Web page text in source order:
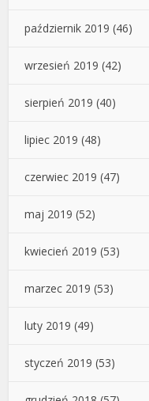
październik 2019 (46)
wrzesień 2019 (42)
sierpień 2019 (40)
lipiec 2019 (48)
czerwiec 2019 (47)
maj 2019 (52)
kwiecień 2019 (53)
marzec 2019 (53)
luty 2019 (49)
styczeń 2019 (53)